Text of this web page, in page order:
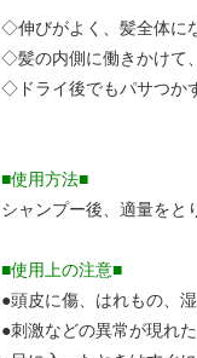
◇伸びがよく、髪全体に
◇髪の内側に働きかけて
◇ドライ後でもパサつか
■使用方法■
シャンプー後、適量をと
■使用上の注意■
●頭皮に傷、はれもの、
●刺激などの異常が現れ